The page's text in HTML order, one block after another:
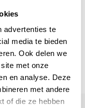
advertenties te
media te bieden
Ook delen we
met onze
en analyse. Deze
met andere
of die ze hebben
Shops, TrustPilot,